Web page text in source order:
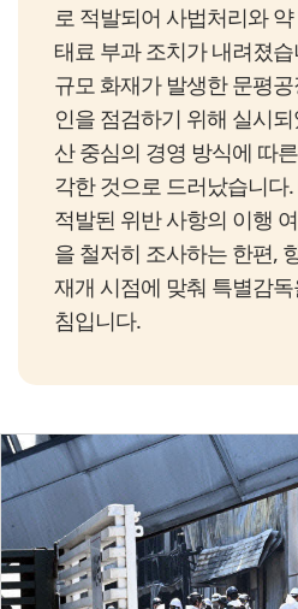
로 적발되어 사법처리와
태료 부과 조치가 내려졌
규모 화재가 발생한 문평
인을 점검하기 위해 실시
산 중심의 경영 방식에 따
각한 것으로 드러났습니다
적발된 위반 사항의 이행
을 철저히 조사하는 한편,
재개 시점에 맞춰 특별감
침입니다.